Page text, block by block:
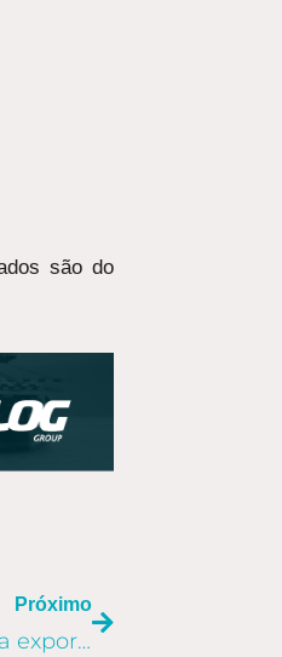
são do
Próximo
Procura por energias alternativas movimenta exportações de pellets no Brasil